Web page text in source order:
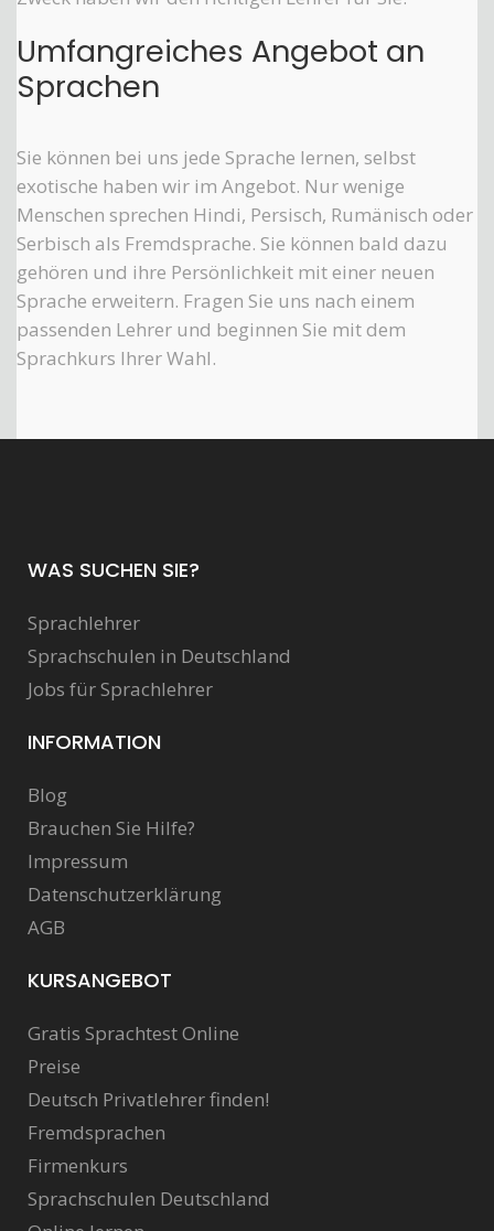
Umfangreiches Angebot an
Sprachen
Sie können bei uns jede Sprache lernen, selbst
exotische haben wir im Angebot. Nur wenige
Menschen sprechen Hindi, Persisch, Rumänisch oder
Serbisch als Fremdsprache. Sie können bald dazu
gehören und ihre Persönlichkeit mit einer neuen
Sprache erweitern. Fragen Sie uns nach einem
passenden Lehrer und beginnen Sie mit dem
Sprachkurs Ihrer Wahl.
WAS SUCHEN SIE?
Sprachlehrer
Sprachschulen in Deutschland
Jobs für Sprachlehrer
INFORMATION
Blog
Brauchen Sie Hilfe?
Impressum
Datenschutzerklärung
AGB
KURSANGEBOT
Gratis Sprachtest Online
Preise
Deutsch Privatlehrer finden!
Fremdsprachen
Firmenkurs
Sprachschulen Deutschland